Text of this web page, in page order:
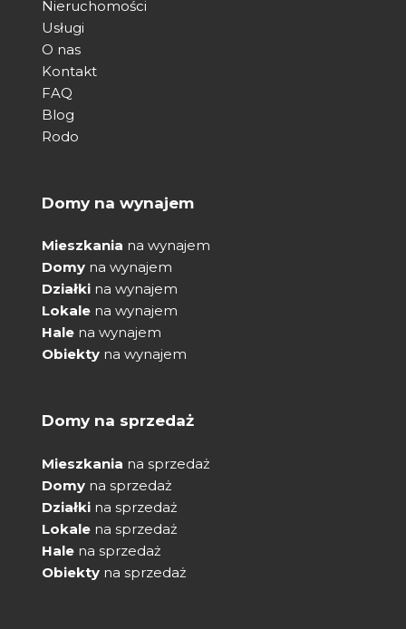
Domy na wynajem
Mieszkania na wynajem
Domy na wynajem
Działki na wynajem
Lokale na wynajem
Hale na wynajem
Obiekty na wynajem
Domy na sprzedaż
Mieszkania na sprzedaż
Domy na sprzedaż
Działki na sprzedaż
Lokale na sprzedaż
Hale na sprzedaż
Obiekty na sprzedaż
Nieruchomości
Usługi
O nas
Kontakt
FAQ
Blog
Rodo